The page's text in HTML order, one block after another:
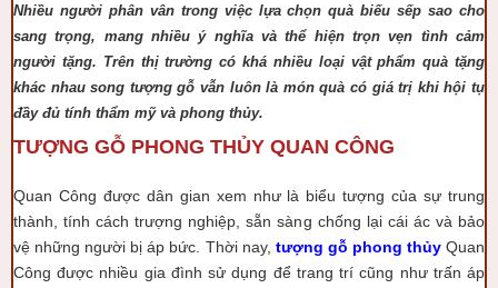
Nhiều người phân vân trong việc lựa chọn quà biếu sếp sao cho
sang trọng, mang nhiều ý nghĩa và thể hiện trọn vẹn tình cảm
người tặng. Trên thị trường có khá nhiều loại vật phẩm quà tặng
khác nhau song tượng gỗ vẫn luôn là món quà có giá trị khi hội tụ
đầy đủ tính thẩm mỹ và phong thủy.
TƯỢNG GỖ PHONG THỦY QUAN CÔNG
Quan Công được dân gian xem như là biểu tượng của sự trung
thành, tính cách trượng nghiệp, sẵn sàng chống lại cái ác và bảo
vệ những người bị áp bức. Thời nay, tượng gỗ phong thủyQuan
Công được nhiều gia đình sử dụng để trang trí cũng như trấn áp